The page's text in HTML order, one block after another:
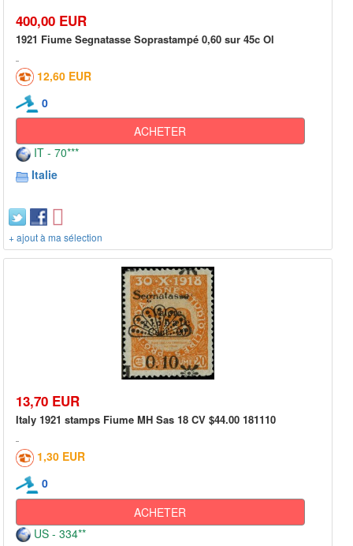
400,00 EUR
1921 Fiume Segnatasse Soprastampé 0,60 sur 45c Ol
12,60 EUR
0
ACHETER
IT - 70***
Italie
+ ajout à ma sélection
13,70 EUR
Italy 1921 stamps Fiume MH Sas 18 CV $44.00 181110
1,30 EUR
0
ACHETER
US - 334**